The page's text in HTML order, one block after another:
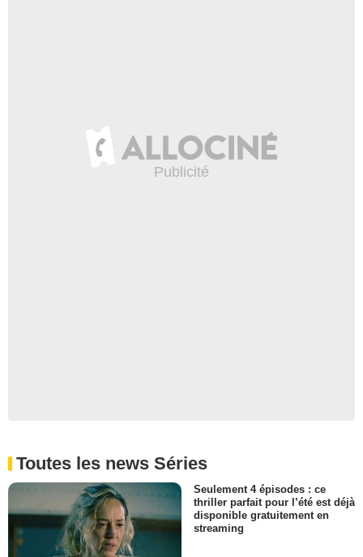
Toutes les news Séries
Seulement 4 épisodes : ce
thriller parfait pour l’été est déjà
disponible gratuitement en
streaming